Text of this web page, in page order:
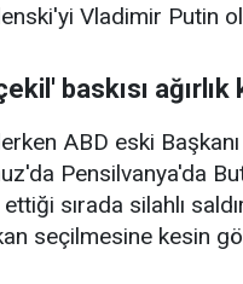
Vladimir Putin
baskısı ağırlık
ABD eski
Pensilvanya'da
sırada silahlı
seçilmesine kesin